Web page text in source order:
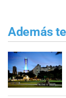
Además